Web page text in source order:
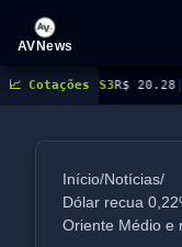
AVNews
📈 Cotações
R$ 20.28|BBDC3R$ 15.45|
Início/Notícias/
Dólar recua
Oriente Médio e